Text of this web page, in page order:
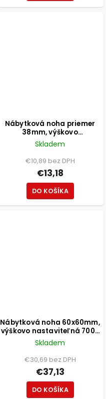
Nábytková noha priemer
38mm, výškovo
nastaviteľná 150-165mm,
250kg, brúsený nikel
Skladem
€10,89 bez DPH
€13,18
DO KOŠÍKA
Nábytková noha 60x60mm,
výškovo nastaviteľná 700-
1100mm, čierna
Skladem
€30,69 bez DPH
€37,13
DO KOŠÍKA